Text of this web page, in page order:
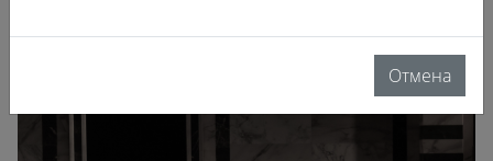
крестится и грешит как заведённый.
Отмена